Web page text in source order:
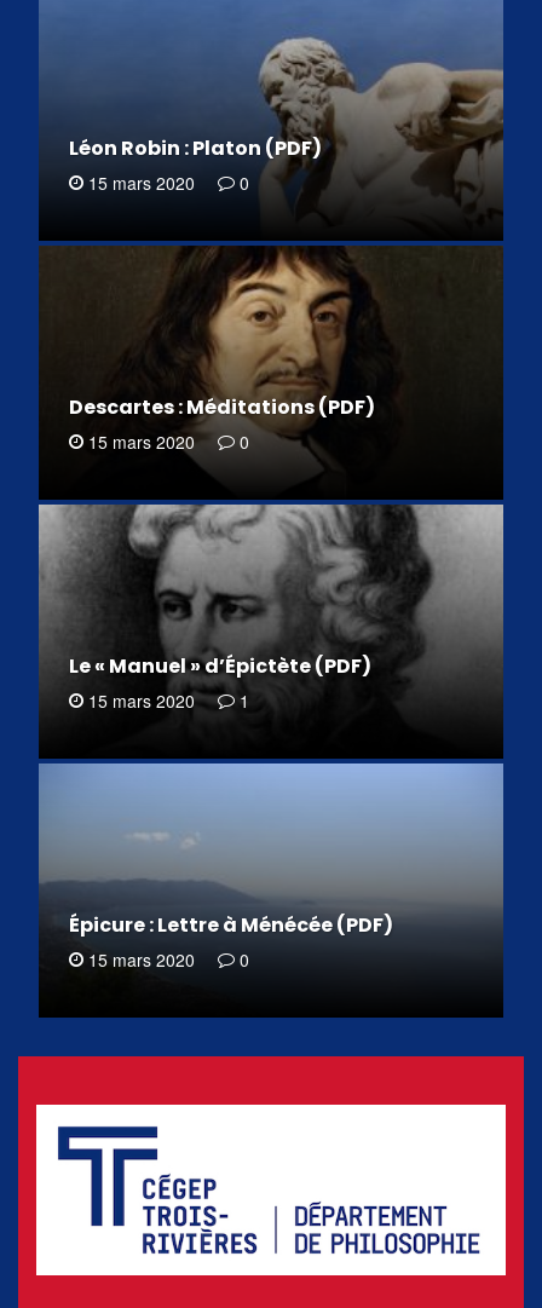
Léon Robin : Platon (PDF)
15 mars 2020 0
Descartes : Méditations (PDF)
15 mars 2020 0
Le « Manuel » d’Épictète (PDF)
15 mars 2020 1
Épicure : Lettre à Ménécée (PDF)
15 mars 2020 0